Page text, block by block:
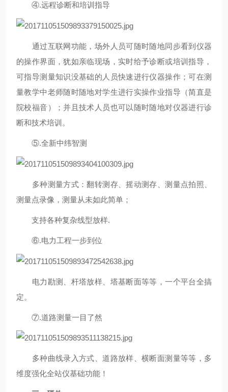
④.远程诊断和培训指导
通过互联网功能，场外人员可随时随地同步看到仪器
的操作界面，犹如亲临现场，实时给予诊断或培训指导，
可指导测量知识没基础的人员快速进行仪器操作；可在测
量教学中老师随时随地对学生进行实操作业指导（简直是
院校福音）；并且技术人员也可以随时随地对仪器进行诊
断和技术培训。
⑤.全新中纬智测
多种测量方式：翻转测存、摇动测存、测量点拍照、
测量点录像，测量从未如此简单；
支持各种复杂线型放样.
⑥.电力工程一步到位
电力勘测、杆塔放样、塔基断面等等，一个平台全搞
定。
⑦.道路测量一目了然
多种曲线录入方式、道路放样、横断面测量等等，多
维度强化全站仪基础功能！